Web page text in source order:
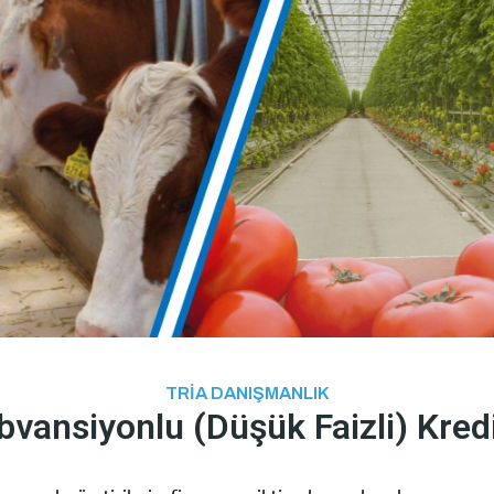
TRİA DANIŞMANLIK​
(Düşük Faizli)